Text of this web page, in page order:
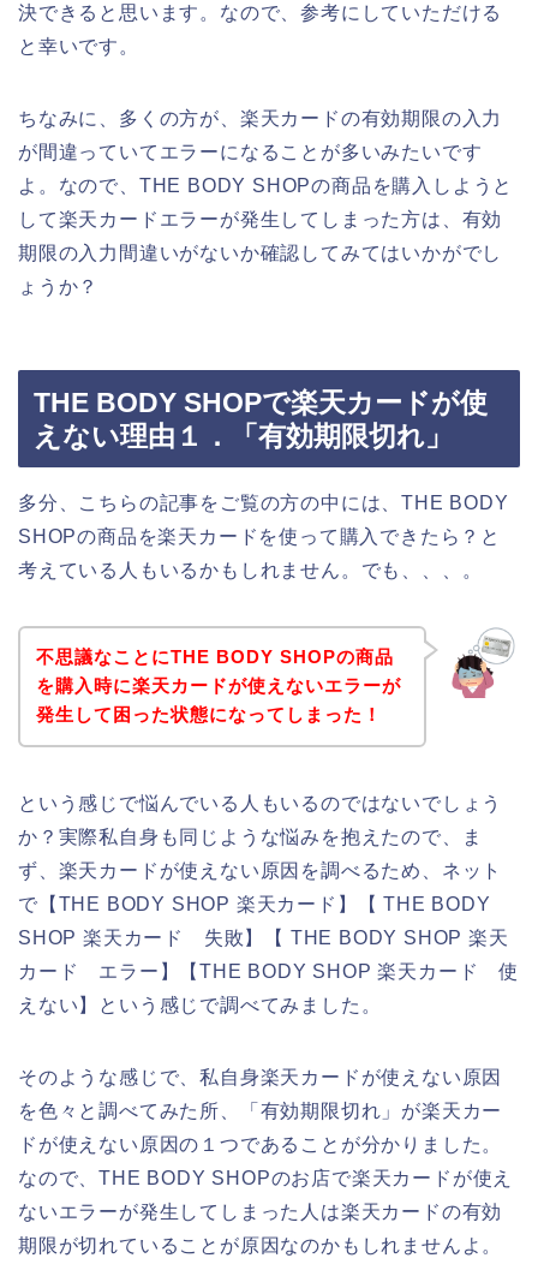
決できると思います。なので、参考にしていただける
と幸いです。
ちなみに、多くの方が、楽天カードの有効期限の入力
が間違っていてエラーになることが多いみたいです
よ。なので、THE BODY SHOPの商品を購入しようと
して楽天カードエラーが発生してしまった方は、有効
期限の入力間違いがないか確認してみてはいかがでし
ょうか？
THE BODY SHOPで楽天カードが使
えない理由１．「有効期限切れ」
多分、こちらの記事をご覧の方の中には、THE BODY
SHOPの商品を楽天カードを使って購入できたら？と
考えている人もいるかもしれません。でも、、、。
不思議なことにTHE BODY SHOPの商品
を購入時に楽天カードが使えないエラーが
発生して困った状態になってしまった！
という感じで悩んでいる人もいるのではないでしょう
か？実際私自身も同じような悩みを抱えたので、ま
ず、楽天カードが使えない原因を調べるため、ネット
で【THE BODY SHOP 楽天カード】【 THE BODY
SHOP 楽天カード 失敗】【 THE BODY SHOP 楽天
カード エラー】【THE BODY SHOP 楽天カード 使
えない】という感じで調べてみました。
そのような感じで、私自身楽天カードが使えない原因
を色々と調べてみた所、「有効期限切れ」が楽天カー
ドが使えない原因の１つであることが分かりました。
なので、THE BODY SHOPのお店で楽天カードが使え
ないエラーが発生してしまった人は楽天カードの有効
期限が切れていることが原因なのかもしれませんよ。